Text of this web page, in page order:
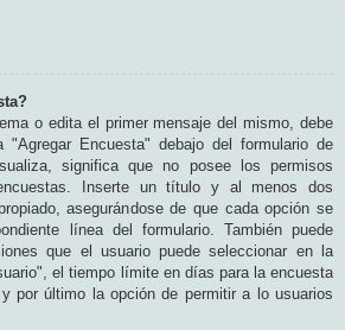
o edita el primer mensaje del mismo, debe
Encuesta" debajo del formulario de
significa que no posee los permisos
Inserte un título y al menos dos
asegurándose de que cada opción se
línea del formulario. También puede
que el usuario puede seleccionar en la
el tiempo límite en días para la encuesta
por último la opción de permitir a lo usuarios